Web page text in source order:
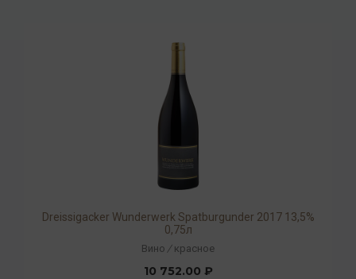
Dreissigacker Wunderwerk Spatburgunder 2017 13,5%
0,75л
Вино / красное
10 752.00 ₽